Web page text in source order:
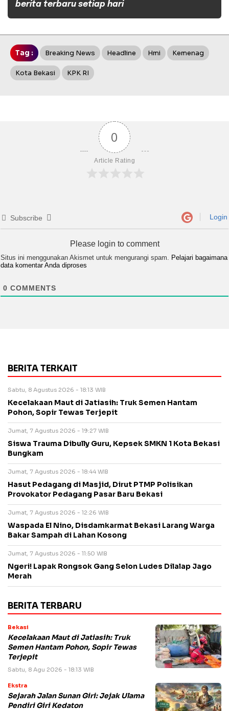
berita terbaru setiap hari
Tag : Breaking News Headline Hmi Kemenag
Kota Bekasi KPK RI
0
Article Rating
Subscribe Login
Please login to comment
Situs ini menggunakan Akismet untuk mengurangi spam. Pelajari bagaimana
data komentar Anda diproses
0 COMMENTS
BERITA TERKAIT
Sabtu, 8 Agustus 2026 - 18:13 WIB
Kecelakaan Maut di Jatiasih: Truk Semen Hantam
Pohon, Sopir Tewas Terjepit
Jumat, 7 Agustus 2026 - 19:27 WIB
Siswa Trauma Dibully Guru, Kepsek SMKN 1 Kota Bekasi
Bungkam
Jumat, 7 Agustus 2026 - 18:44 WIB
Hasut Pedagang di Masjid, Dirut PTMP Polisikan
Provokator Pedagang Pasar Baru Bekasi
Jumat, 7 Agustus 2026 - 12:26 WIB
Waspada El Nino, Disdamkarmat Bekasi Larang Warga
Bakar Sampah di Lahan Kosong
Jumat, 7 Agustus 2026 - 11:50 WIB
Ngeri! Lapak Rongsok Gang Selon Ludes Dilalap Jago
Merah
BERITA TERBARU
Bekasi
Kecelakaan Maut di Jatiasih: Truk
Semen Hantam Pohon, Sopir Tewas
Terjepit
Sabtu, 8 Agu 2026 - 18:13 WIB
Ekstra
Sejarah Jalan Sunan Giri: Jejak Ulama
Pendiri Giri Kedaton